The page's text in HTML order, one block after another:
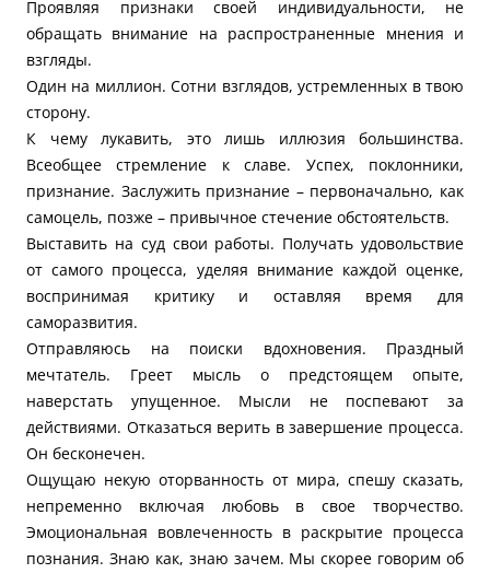
Проявляя признаки своей индивидуальности, не
обращать внимание на распространенные мнения и
взгляды.
Один на миллион. Сотни взглядов, устремленных в твою
сторону.
К чему лукавить, это лишь иллюзия большинства.
Всеобщее стремление к славе. Успех, поклонники,
признание. Заслужить признание – первоначально, как
самоцель, позже – привычное стечение обстоятельств.
Выставить на суд свои работы. Получать удовольствие
от самого процесса, уделяя внимание каждой оценке,
воспринимая критику и оставляя время для
саморазвития.
Отправляюсь на поиски вдохновения. Праздный
мечтатель. Греет мысль о предстоящем опыте,
наверстать упущенное. Мысли не поспевают за
действиями. Отказаться верить в завершение процесса.
Он бесконечен.
Ощущаю некую оторванность от мира, спешу сказать,
непременно включая любовь в свое творчество.
Эмоциональная вовлеченность в раскрытие процесса
познания. Знаю как, знаю зачем. Мы скорее говорим об